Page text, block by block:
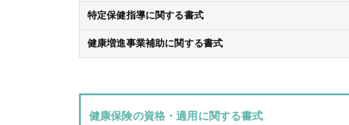
特定保健指導に関する書式
健康増進事業補助に関する書式
健康保険の資格・適用に関する書式